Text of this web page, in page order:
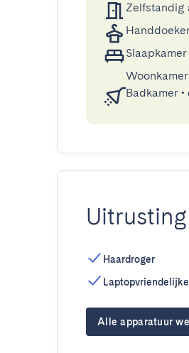
Zelfstandig
Slaapkamer
Woonkamer
Badkamer •
Uitrusting
Haardroger
Laptopvriendelijke
Alle apparatuur